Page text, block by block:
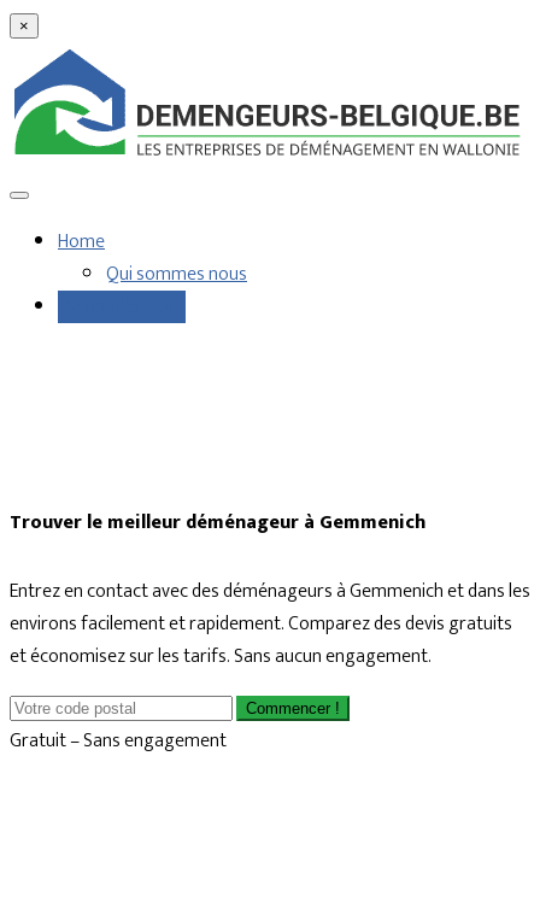
×
Home
Qui sommes nous
Trouver le meilleur déménageur à Gemmenich
Entrez en contact avec des déménageurs à Gemmenich et dans les
environs facilement et rapidement. Comparez des devis gratuits
et économisez sur les tarifs. Sans aucun engagement.
Commencer !
Gratuit – Sans engagement